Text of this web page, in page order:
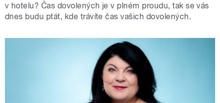
v hotelu? Čas dovolených je v plném proudu, tak se vás
dnes budu ptát, kde trávíte čas vašich dovolených.